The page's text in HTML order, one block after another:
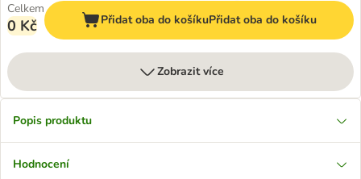
Celkem
0 Kč Přidat oba do košíkuPřidat oba do košíku
Zobrazit více
Popis produktu
Hodnocení